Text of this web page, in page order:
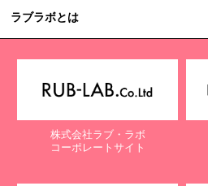
ラブラボとは
株式会社ラブ・ラボ
コーポレートサイト